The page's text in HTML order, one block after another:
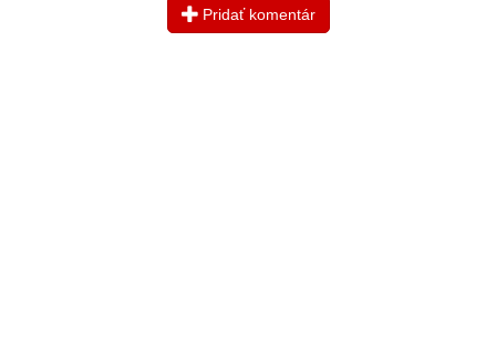
Pridať komentár